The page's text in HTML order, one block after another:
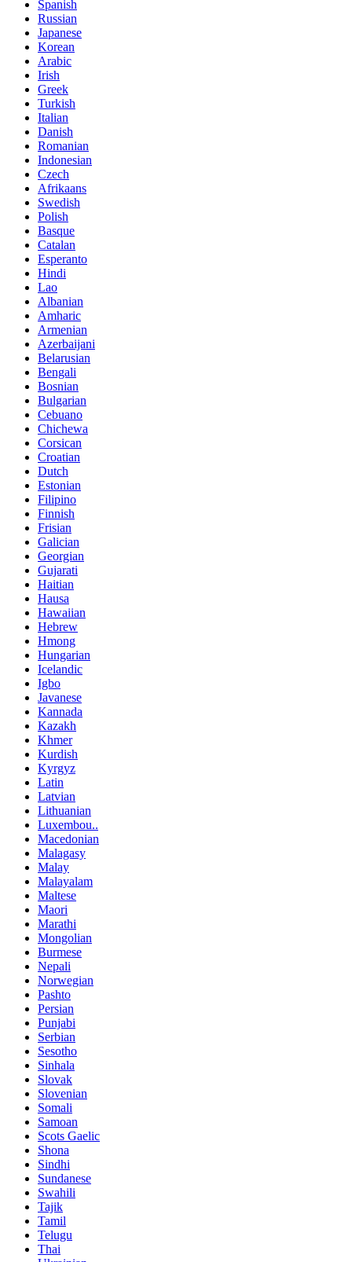
Spanish
Russian
Japanese
Korean
Arabic
Irish
Greek
Turkish
Italian
Danish
Romanian
Indonesian
Czech
Afrikaans
Swedish
Polish
Basque
Catalan
Esperanto
Hindi
Lao
Albanian
Amharic
Armenian
Azerbaijani
Belarusian
Bengali
Bosnian
Bulgarian
Cebuano
Chichewa
Corsican
Croatian
Dutch
Estonian
Filipino
Finnish
Frisian
Galician
Georgian
Gujarati
Haitian
Hausa
Hawaiian
Hebrew
Hmong
Hungarian
Icelandic
Igbo
Javanese
Kannada
Kazakh
Khmer
Kurdish
Kyrgyz
Latin
Latvian
Lithuanian
Luxembou..
Macedonian
Malagasy
Malay
Malayalam
Maltese
Maori
Marathi
Mongolian
Burmese
Nepali
Norwegian
Pashto
Persian
Punjabi
Serbian
Sesotho
Sinhala
Slovak
Slovenian
Somali
Samoan
Scots Gaelic
Shona
Sindhi
Sundanese
Swahili
Tajik
Tamil
Telugu
Thai